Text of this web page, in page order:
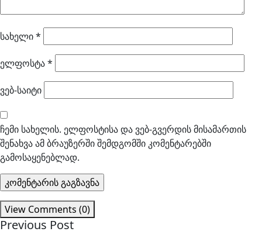
სახელი*
ელფოსტა*
ვებ-საიტი
ჩემი სახელის. ელფოსტისა და ვებ-გვერდის მისამართის
შენახვა ამ ბრაუზერში შემდგომში კომენტარებში
გამოსაყენებლად.
View Comments (0)
Previous Post